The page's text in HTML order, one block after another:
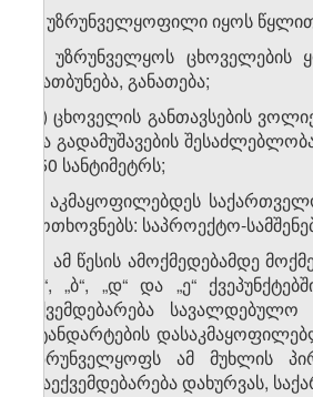
ბ) უზრუნველყოფილი იყოს
გ) უზრუნველყოს ცხოველების
დათბუნება, განათება;
დ) ცხოველის განთავსების
და გადამუშავების
150 სანტიმეტრს;
ე) აკმაყოფილებდეს
მოთხოვნებს: საპროექტო-
2. ამ წესის ამოქმედებამდე
„ა“, „ბ“, „დ“ და „ე“
ექვემდებარება
სტანდარტების
უზრუნველყოფს ამ მუხლის
დაექვემდებარება დახურვას,